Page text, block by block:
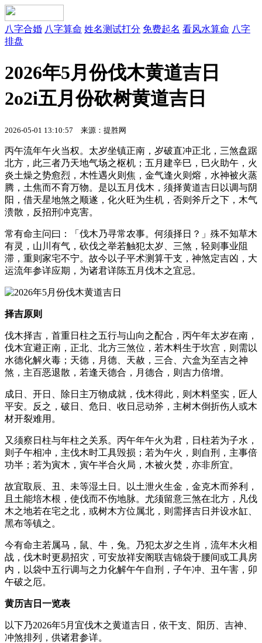
八字合婚 八字算命 姓名测试打分 免费起名 看风水算命 八字
排盘
2026年5月份伐木黄道吉日
2o2i五月份砍树黄道吉日
2026-05-01 13:10:57 来源：提胜网
丙午流年午火当权。太岁坐镇正南，岁破直冲正北，三煞盘踞
北方，此三者乃天地气场之枢机；五月建辛巳，巳火助午，火
炎土燥之势愈烈，木性遇火则焦，金气逢火则熔，水神被火蒸
腾，土焦而不育万物。是以五月伐木，须择黄道吉日以调与阴
阳，借天星地煞之顺遂，化火旺为生机，否则斧斤之下，木气
溃散，反招刑冲克害。
常有命主问曰：「伐木乃寻常农事。何须择日？」殊不知草木
有灵，山川有气，砍伐之举若触犯太岁、三煞，轻则事业阻
滞，重则家宅不宁。故今以子平术测算干支，神煞定吉凶，大
运流年参详应期，为诸君详陈五月伐木之宜忌。
择吉原则
伐木择吉，首重日柱之五行与山向之配合，丙午年太岁在南，
伐木宜避正南，正北、北方三煞位，若木料生于坎宫，则需以
水德化解火毒；天德，月德、天赦，三合、六盒为至吉之神
煞，主百恶退散，若逢天德合，月德合，则吉力倍增。
成日、开日、除日主万物成就，伐木得此，则木料坚实，匠人
平安。反之，破日、危日、收日忌动斧，主树木倒折伤人或木
材开裂难用。
又须察日柱与年柱之关系。丙午年午火为君，日柱若为子水，
则子午相冲，主伐木时工具毁损；若为午火，则自刑，主事倍
功半；若为寅木，寅午半合火局，木被火焚，亦非所宜。
故宜取辰、丑、未等湿土日。以土泄火生金，金克木而斧利，
且土能培木根，使伐而不伤地脉。尤须留意三煞在北方，凡伐
木之地若在宅之北，或树木方位属北，则需择吉日并设水缸、
黑布等镇之。
今有命主若属马，鼠、牛，兔。乃犯太岁之生肖，流年木火相
战，伐木时更易招灾，可安放祥安阁联吉锦袋于腰间或工具房
内，以袋中五行调与之力化解午午自刑，子午冲、丑午害，卯
午破之厄。
黄历吉日一览表
以下乃2026年5月宜伐木之黄道吉日，依干支、阳历、吉神、
冲煞排列，供诸君参详。